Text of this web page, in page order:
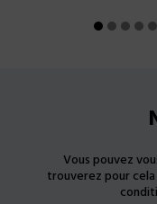
Vous pouvez
trouverez pour